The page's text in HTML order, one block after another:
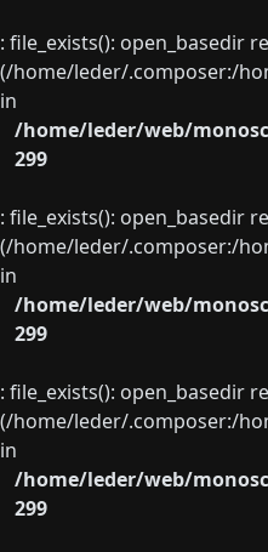
: file_exists(): open_basedir
(/home/leder/.composer:/
in
/home/leder/web/
299
: file_exists(): open_basedir
(/home/leder/.composer:/
in
/home/leder/web/
299
: file_exists(): open_basedir
(/home/leder/.composer:/
in
/home/leder/web/
299